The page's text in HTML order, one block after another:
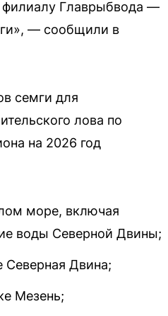
Главрыбвода —
— сообщили в
семги для
лова по
на 2026 год
море, включая
воды Северной Двины;
Двина;
Мезень;